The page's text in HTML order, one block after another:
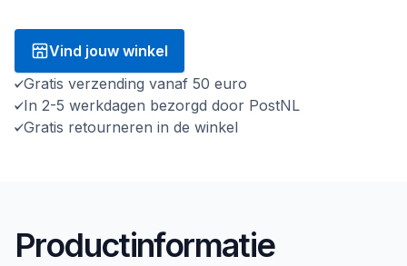
Vind jouw winkel
Gratis verzending vanaf 50 euro
In 2-5 werkdagen bezorgd door PostNL
Gratis retourneren in de winkel
Productinformatie